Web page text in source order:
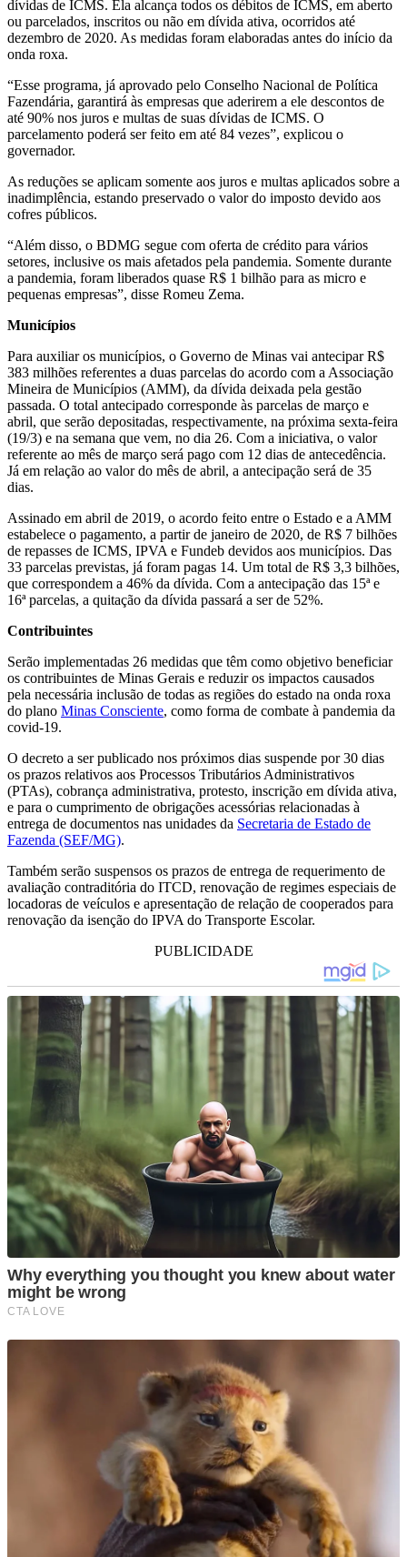
dívidas de ICMS. Ela alcança todos os débitos de ICMS, em aberto
ou parcelados, inscritos ou não em dívida ativa, ocorridos até
dezembro de 2020. As medidas foram elaboradas antes do início da
onda roxa.
“Esse programa, já aprovado pelo Conselho Nacional de Política
Fazendária, garantirá às empresas que aderirem a ele descontos de
até 90% nos juros e multas de suas dívidas de ICMS. O
parcelamento poderá ser feito em até 84 vezes”, explicou o
governador.
As reduções se aplicam somente aos juros e multas aplicados sobre a
inadimplência, estando preservado o valor do imposto devido aos
cofres públicos.
“Além disso, o BDMG segue com oferta de crédito para vários
setores, inclusive os mais afetados pela pandemia. Somente durante
a pandemia, foram liberados quase R$ 1 bilhão para as micro e
pequenas empresas”, disse Romeu Zema.
Municípios
Para auxiliar os municípios, o Governo de Minas vai antecipar R$
383 milhões referentes a duas parcelas do acordo com a Associação
Mineira de Municípios (AMM), da dívida deixada pela gestão
passada. O total antecipado corresponde às parcelas de março e
abril, que serão depositadas, respectivamente, na próxima sexta-feira
(19/3) e na semana que vem, no dia 26. Com a iniciativa, o valor
referente ao mês de março será pago com 12 dias de antecedência.
Já em relação ao valor do mês de abril, a antecipação será de 35
dias.
Assinado em abril de 2019, o acordo feito entre o Estado e a AMM
estabelece o pagamento, a partir de janeiro de 2020, de R$ 7 bilhões
de repasses de ICMS, IPVA e Fundeb devidos aos municípios. Das
33 parcelas previstas, já foram pagas 14. Um total de R$ 3,3 bilhões,
que correspondem a 46% da dívida. Com a antecipação das 15ª e
16ª parcelas, a quitação da dívida passará a ser de 52%.
Contribuintes
Serão implementadas 26 medidas que têm como objetivo beneficiar
os contribuintes de Minas Gerais e reduzir os impactos causados
pela necessária inclusão de todas as regiões do estado na onda roxa
do plano Minas Consciente, como forma de combate à pandemia da
covid-19.
O decreto a ser publicado nos próximos dias suspende por 30 dias
os prazos relativos aos Processos Tributários Administrativos
(PTAs), cobrança administrativa, protesto, inscrição em dívida ativa,
e para o cumprimento de obrigações acessórias relacionadas à
entrega de documentos nas unidades da Secretaria de Estado de
Fazenda (SEF/MG).
Também serão suspensos os prazos de entrega de requerimento de
avaliação contraditória do ITCD, renovação de regimes especiais de
locadoras de veículos e apresentação de relação de cooperados para
renovação da isenção do IPVA do Transporte Escolar.
PUBLICIDADE